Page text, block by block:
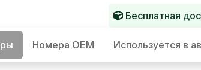
Бесплатная
Номера OEM Используется в